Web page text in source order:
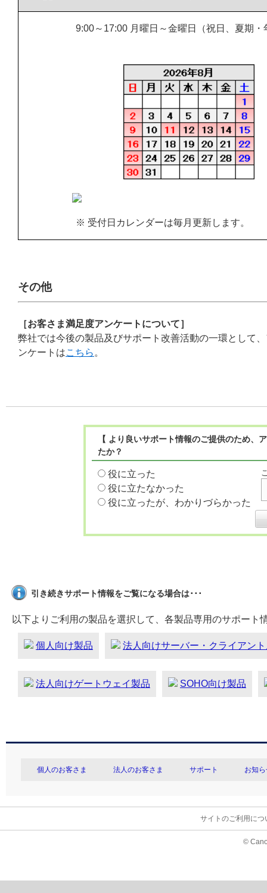
9:00～17:00 月曜日～金曜日（祝日、夏期
※ 受付日カレンダーは毎月更新します。
その他
［お客さま満足度アンケートについて］
弊社では今後の製品及びサポート改善活動の一環として
ンケートはこちら 。
【 より良いサポート情報のご提供のため
たか？
役に立った
役に立たなかった
役に立ったが、わかりづらかった
引き続きサポート情報をご覧になる場合は･･･
以下よりご利用の製品を選択して、各製品専用のサポート
個人向け製品 法人向けサーバー・クライアン
法人向けゲートウェイ製品 SOHO向け製品
個人のお客さま 法人のお客さま サポート お知
サイトのご利用につ
©